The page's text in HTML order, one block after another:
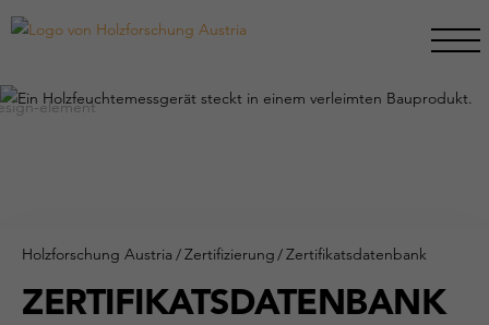
Holzforschung Austria /Zertifizierung/Zertifikatsdatenbank
ZERTIFIKATSDATENBANK